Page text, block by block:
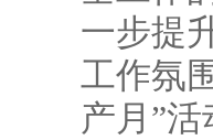
一步提
工作氛
产月”